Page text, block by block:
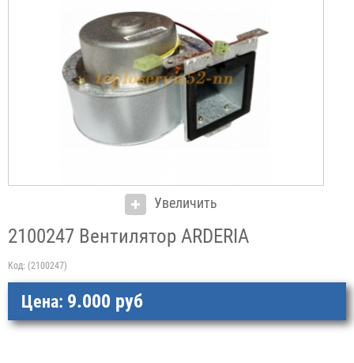
Увеличить
2100247 Вентилятор ARDERIA
Код: (2100247)
Цена: 9.000 руб